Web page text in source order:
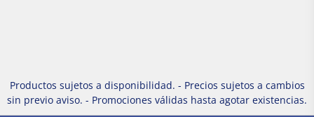
Productos sujetos a disponibilidad. - Precios sujetos a cambios
sin previo aviso. - Promociones válidas hasta agotar existencias.